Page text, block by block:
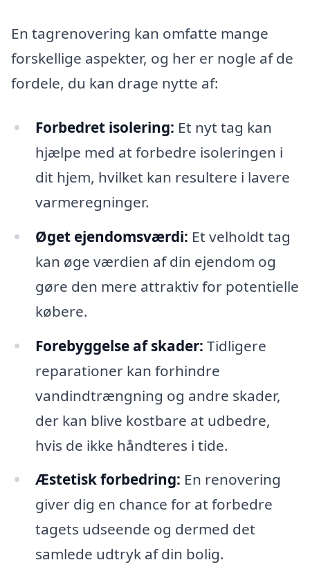
En tagrenovering kan omfatte mange
forskellige aspekter, og her er nogle af de
fordele, du kan drage nytte af:
Forbedret isolering: Et nyt tag kan
hjælpe med at forbedre isoleringen i
dit hjem, hvilket kan resultere i lavere
varmeregninger.
Øget ejendomsværdi: Et velholdt tag
kan øge værdien af din ejendom og
gøre den mere attraktiv for potentielle
købere.
Forebyggelse af skader: Tidligere
reparationer kan forhindre
vandindtrængning og andre skader,
der kan blive kostbare at udbedre,
hvis de ikke håndteres i tide.
Æstetisk forbedring: En renovering
giver dig en chance for at forbedre
tagets udseende og dermed det
samlede udtryk af din bolig.